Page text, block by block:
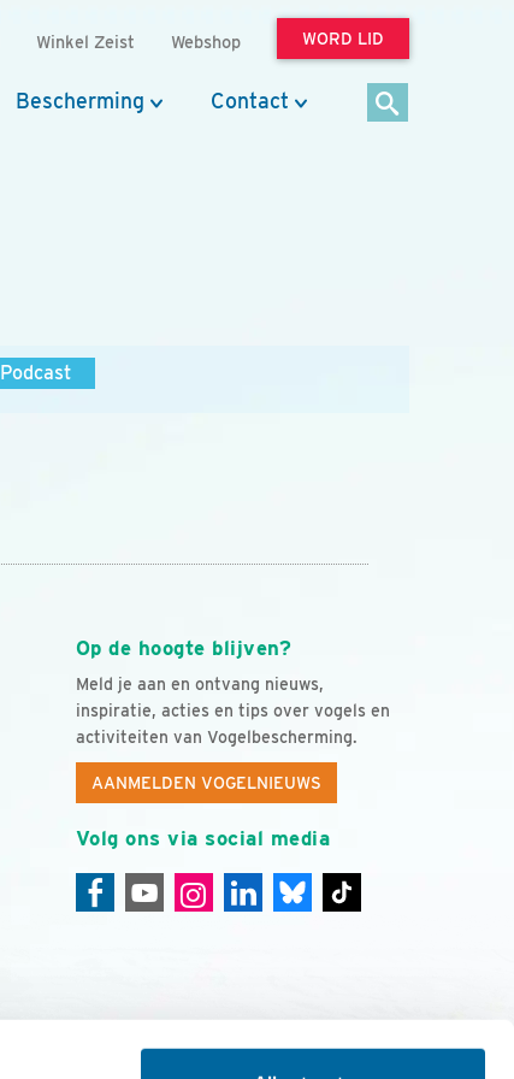
Winkel Zeist Webshop WORD LID
Bescherming Contact
Podcast
Op de hoogte blijven?
Meld je aan en ontvang nieuws,
inspiratie, acties en tips over vogels en
activiteiten van Vogelbescherming.
AANMELDEN VOGELNIEUWS
Volg ons via social media